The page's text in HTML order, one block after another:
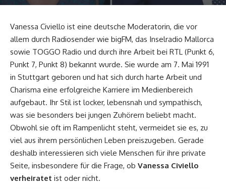
Vanessa Civiello ist eine deutsche Moderatorin, die vor
allem durch Radiosender wie bigFM, das Inselradio Mallorca
sowie TOGGO Radio und durch ihre Arbeit bei RTL (Punkt 6,
Punkt 7, Punkt 8) bekannt wurde. Sie wurde am 7. Mai 1991
in Stuttgart geboren und hat sich durch harte Arbeit und
Charisma eine erfolgreiche Karriere im Medienbereich
aufgebaut. Ihr Stil ist locker, lebensnah und sympathisch,
was sie besonders bei jungen Zuhörern beliebt macht.
Obwohl sie oft im Rampenlicht steht, vermeidet sie es, zu
viel aus ihrem persönlichen Leben preiszugeben. Gerade
deshalb interessieren sich viele Menschen für ihre private
Seite, insbesondere für die Frage, ob Vanessa Civiello
verheiratet ist oder nicht.